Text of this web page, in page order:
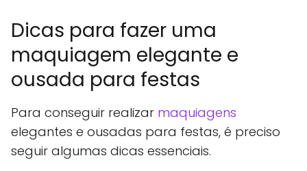
Dicas para fazer uma
maquiagem elegante e
ousada para festas
Para conseguir realizar maquiagens
elegantes e ousadas para festas, é preciso
seguir algumas dicas essenciais.